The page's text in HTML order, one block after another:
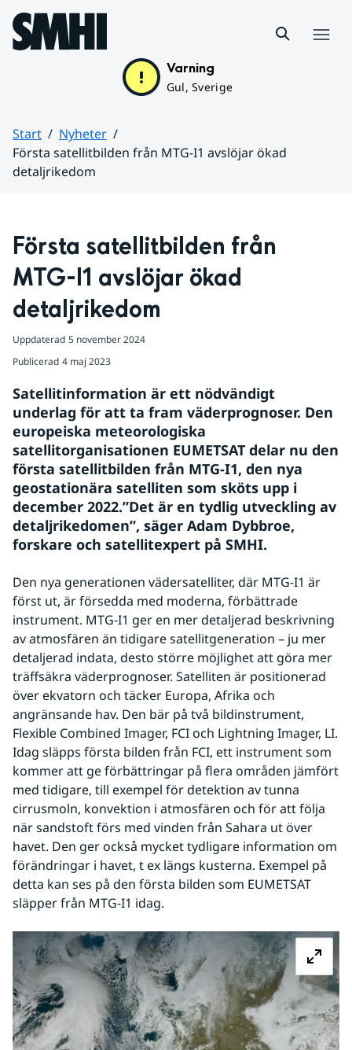
Hoppa till sidans innehåll
Varning
Gul, Sverige
Start
Nyheter
Första satellitbilden från MTG-I1 avslöjar ökad
detaljrikedom
Första satellitbilden från
MTG-I1 avslöjar ökad
detaljrikedom
Uppdaterad 5 november 2024
Publicerad 4 maj 2023
Satellitinformation är ett nödvändigt
underlag för att ta fram väderprognoser. Den
europeiska meteorologiska
satellitorganisationen EUMETSAT delar nu den
första satellitbilden från MTG-I1, den nya
geostationära satelliten som sköts upp i
december 2022.”Det är en tydlig utveckling av
detaljrikedomen”, säger Adam Dybbroe,
forskare och satellitexpert på SMHI.
Den nya generationen vädersatelliter, där MTG-I1 är
först ut, är försedda med moderna, förbättrade
instrument. MTG-I1 ger en mer detaljerad beskrivning
av atmosfären än tidigare satellitgeneration – ju mer
detaljerad indata, desto större möjlighet att göra mer
träffsäkra väderprognoser. Satelliten är positionerad
över ekvatorn och täcker Europa, Afrika och
angränsande hav. Den bär på två bildinstrument,
Flexible Combined Imager, FCI och Lightning Imager, LI.
Idag släpps första bilden från FCI, ett instrument som
kommer att ge förbättringar på flera områden jämfört
med tidigare, till exempel för detektion av tunna
cirrusmoln, konvektion i atmosfären och för att följa
när sandstoft förs med vinden från Sahara ut över
havet. Den ger också mycket tydligare information om
förändringar i havet, t ex längs kusterna. Exempel på
detta kan ses på den första bilden som EUMETSAT
släpper från MTG-I1 idag.